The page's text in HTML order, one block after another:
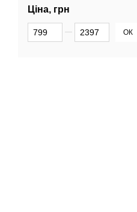
Ціна, грн
Від Ціна, грн
До Ціна, грн ОК